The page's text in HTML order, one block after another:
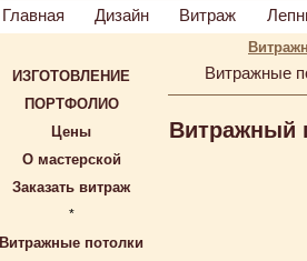
Главная
Дизайн Витраж
ИЗГОТОВЛЕНИЕ
ПОРТФОЛИО
Цены
О мастерской
Заказать витраж
*
Витражные потолки
Витражные
Витражный